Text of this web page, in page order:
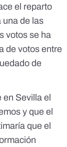
el reparto
una de las
votos se ha
de votos entre
de
Sevilla el
y que el
que el